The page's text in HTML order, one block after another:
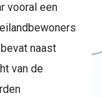
vooral een
naast
van de